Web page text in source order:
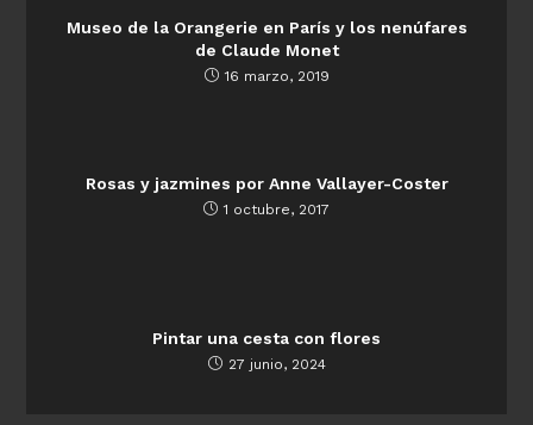
Museo de la Orangerie en París y los nenúfares
de Claude Monet
16 marzo, 2019
Rosas y jazmines por Anne Vallayer-Coster
1 octubre, 2017
Pintar una cesta con flores
27 junio, 2024